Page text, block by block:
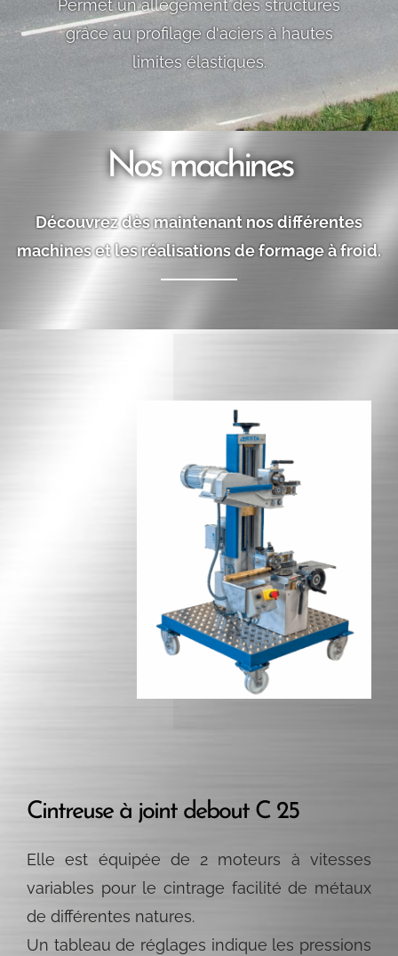
Permet un allègement des structures
grâce au profilage d'aciers à hautes
limites élastiques.
Nos machines
Découvrez dès maintenant nos différentes
machines et les réalisations de formage à froid.
Cintreuse à joint debout C 25
Elle est équipée de 2 moteurs à vitesses
variables pour le cintrage facilité de métaux
de différentes natures.
Un tableau de réglages indique les pressions